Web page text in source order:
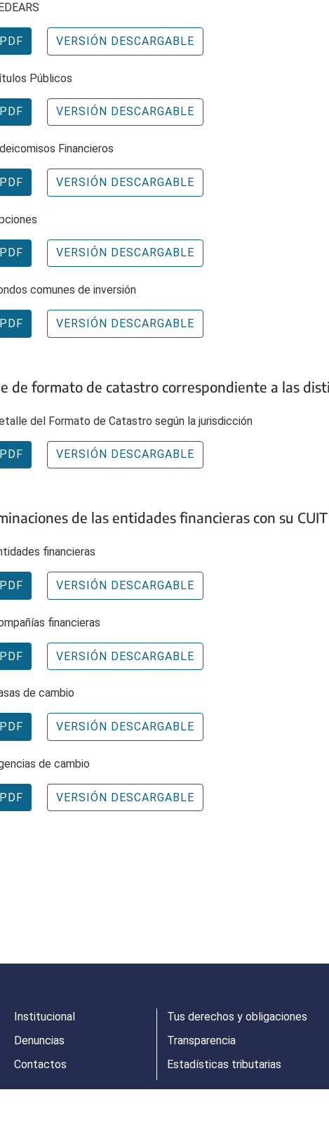
PDF VERSIÓN DESCARGABLE
Públicos
PDF VERSIÓN DESCARGABLE
Financieros
PDF VERSIÓN DESCARGABLE
PDF VERSIÓN DESCARGABLE
comunes de inversión
PDF VERSIÓN DESCARGABLE
de formato de catastro correspondiente a las
del Formato de Catastro según la jurisdicción
PDF VERSIÓN DESCARGABLE
de las entidades financieras con su CUIT
financieras
PDF VERSIÓN DESCARGABLE
financieras
PDF VERSIÓN DESCARGABLE
de cambio
PDF VERSIÓN DESCARGABLE
de cambio
PDF VERSIÓN DESCARGABLE
Institucional
Denuncias
Contactos
Tus derechos y obligaciones
Transparencia
Estadísticas tributarias